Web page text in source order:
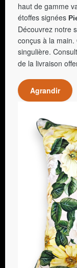
haut de gamme
étoffes signées
Découvrez notre
conçus à la
singulière.
de la livraison
Agrandir